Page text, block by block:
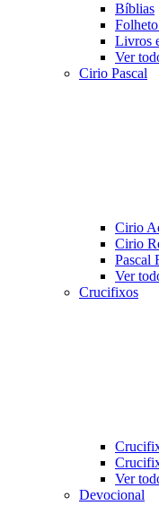
Bíblias
Livros
Ver
Cirio Pascal
Cirio
Cirio
Pascal
Ver
Crucifixos
Ver
Devocional